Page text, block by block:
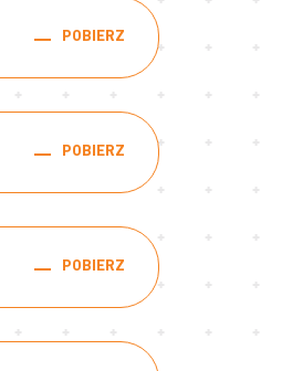
POBIERZ
POBIERZ
POBIERZ